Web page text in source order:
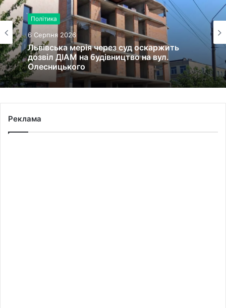
Політика
6 Серпня 2026
Львівська мерія через суд оскаржить
дозвіл ДІАМ на будівництво на вул.
Олесницького
Реклама